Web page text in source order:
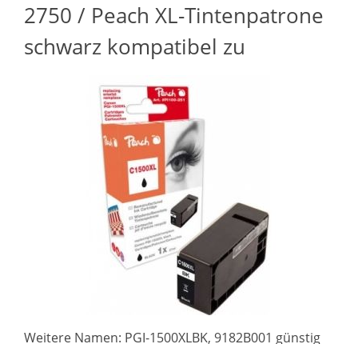
2750 / Peach XL-Tintenpatrone
schwarz kompatibel zu
Weitere Namen: PGI-1500XLBK, 9182B001 günstig